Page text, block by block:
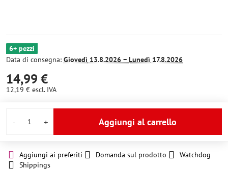
6+ pezzi
Data di consegna: Giovedì 13.8.2026 − Lunedì 17.8.2026
14,99 €
12,19 € escl. IVA
Aggiungi al carrello
Aggiungi ai preferiti Domanda sul prodotto
Watchdog
Shippings